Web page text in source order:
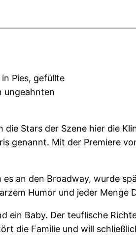
Pies, gefüllte
ungeahnten
Stars der Szene hier die
genannt. Mit der Premiere
es an den Broadway, wurde
Humor und jeder Menge
ein Baby. Der teuflische
die Familie und will